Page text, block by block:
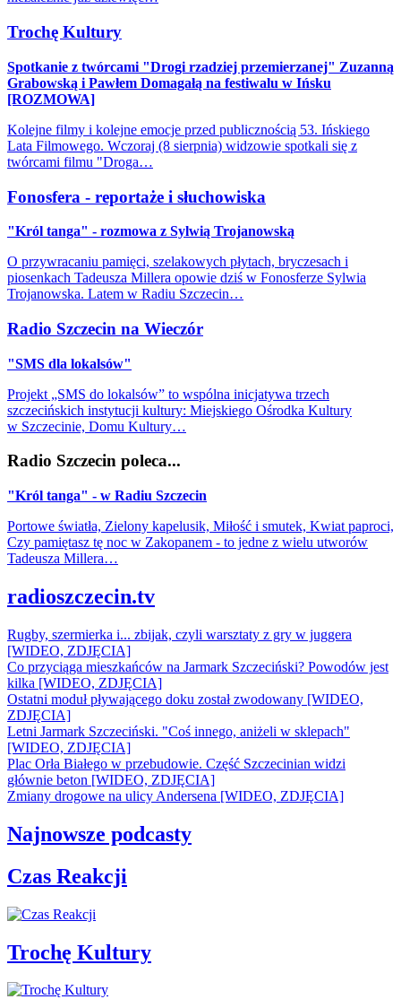
Trochę Kultury
Spotkanie z twórcami "Drogi rzadziej przemierzanej" Zuzanną
Grabowską i Pawłem Domagałą na festiwalu w Ińsku
[ROZMOWA]
Kolejne filmy i kolejne emocje przed publicznością 53. Ińskiego
Lata Filmowego. Wczoraj (8 sierpnia) widzowie spotkali się z
twórcami filmu "Droga…
Fonosfera - reportaże i słuchowiska
"Król tanga" - rozmowa z Sylwią Trojanowską
O przywracaniu pamięci, szelakowych płytach, bryczesach i
piosenkach Tadeusza Millera opowie dziś w Fonosferze Sylwia
Trojanowska. Latem w Radiu Szczecin…
Radio Szczecin na Wieczór
"SMS dla lokalsów"
Projekt „SMS do lokalsów” to wspólna inicjatywa trzech
szczecińskich instytucji kultury: Miejskiego Ośrodka Kultury
w Szczecinie, Domu Kultury…
Radio Szczecin poleca...
"Król tanga" - w Radiu Szczecin
Portowe światła, Zielony kapelusik, Miłość i smutek, Kwiat paproci,
Czy pamiętasz tę noc w Zakopanem - to jedne z wielu utworów
Tadeusza Millera…
radioszczecin.tv
Rugby, szermierka i... zbijak, czyli warsztaty z gry w juggera
[WIDEO, ZDJĘCIA]
Co przyciąga mieszkańców na Jarmark Szczeciński? Powodów jest
kilka [WIDEO, ZDJĘCIA]
Ostatni moduł pływającego doku został zwodowany [WIDEO,
ZDJĘCIA]
Letni Jarmark Szczeciński. "Coś innego, aniżeli w sklepach"
[WIDEO, ZDJĘCIA]
Plac Orła Białego w przebudowie. Część Szczecinian widzi
głównie beton [WIDEO, ZDJĘCIA]
Zmiany drogowe na ulicy Andersena [WIDEO, ZDJĘCIA]
Najnowsze podcasty
Czas Reakcji
Trochę Kultury